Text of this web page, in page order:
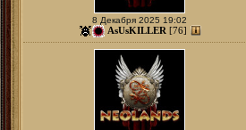
8 Декабря 2025 19:02
AsUsKILLER [76]